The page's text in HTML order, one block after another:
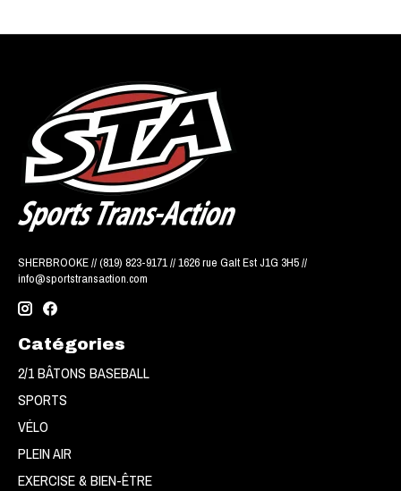
SHERBROOKE // (819) 823-9171 // 1626 rue Galt Est J1G 3H5 //
info@sportstransaction.com
Catégories
2/1 BÂTONS BASEBALL
SPORTS
VÉLO
PLEIN AIR
EXERCISE & BIEN-ÊTRE